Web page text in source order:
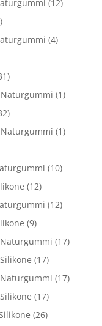
(12)
(4)
Naturgummi (1)
Naturgummi (1)
(10)
(12)
(12)
(9)
(17)
(17)
(17)
(17)
(26)